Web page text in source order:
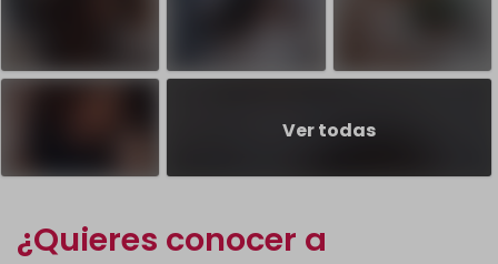
Ver todas
¿Quieres conocer a